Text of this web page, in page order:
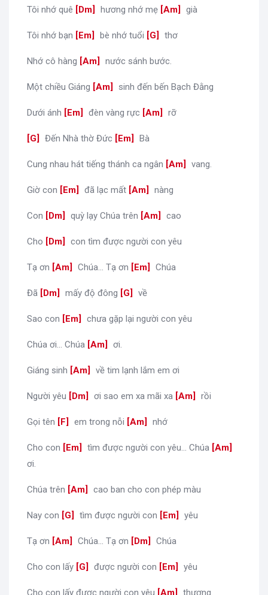
Tôi nhớ quê [Dm hương nhớ mẹ [Am già
Tôi nhớ bạn [Em bè nhớ tuổi [G thơ
Nhớ cô hàng [Am nước sánh bước.
Một chiều Giáng [Am sinh đến bến Bạch Đằng
Dưới ánh [Em đèn vàng rực [Am rỡ
[G Đến Nhà thờ Đức [Em Bà
Cung nhau hát tiếng thánh ca ngân [Am vang.
Giờ con [Em đã lạc mất [Am nàng
Con [Dm quỳ lạy Chúa trên [Am cao
Cho [Dm con tìm được người con yêu
Tạ ơn [Am Chúa... Tạ ơn [Em Chúa
Đã [Dm mấy độ đông [G về
Sao con [Em chưa gặp lại người con yêu
Chúa ơi... Chúa [Am ơi.
Giáng sinh [Am về tim lạnh lắm em ơi
Người yêu [Dm ơi sao em xa mãi xa [Am rồi
Gọi tên [F em trong nỗi [Am nhớ
Cho con [Em tìm được người con yêu... Chúa [Am
ơi.
Chúa trên [Am cao ban cho con phép màu
Nay con [G tìm được người con [Em yêu
Tạ ơn [Am Chúa... Tạ ơn [Dm Chúa
Cho con lấy [G được người con [Em yêu
Cho con lấy được người con yêu [Am thương.